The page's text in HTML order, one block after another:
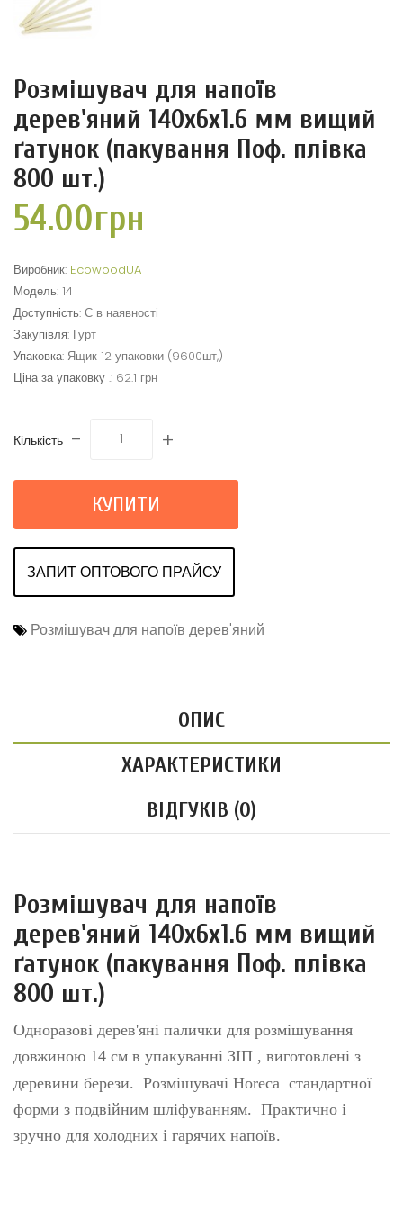
Розмішувач для напоїв
дерев'яний 140x6x1.6 мм вищий
ґатунок (пакування Поф. плівка
800 шт.)
54.00грн
Виробник: EcowoodUA
Модель: 14
Доступність: Є в наявності
Закупівля: Гурт
Упаковка: Ящик 12 упаковки (9600шт,)
Ціна за упаковку .: 62.1 грн
Кількість - +
КУПИТИ
ЗАПИТ ОПТОВОГО ПРАЙСУ
Розмішувач для напоїв дерев'яний
ОПИС
ХАРАКТЕРИСТИКИ
ВІДГУКІВ (0)
Розмішувач для напоїв
дерев'яний 140x6x1.6 мм вищий
ґатунок (пакування Поф. плівка
800 шт.)
Одноразові дерев'яні палички для розмішування
довжиною 14 см в упакуванні ЗІП , виготовлені з
деревини берези. Розмішувачі Horeca стандартної
форми з подвійним шліфуванням. Практично і
зручно для холодних і гарячих напоїв.